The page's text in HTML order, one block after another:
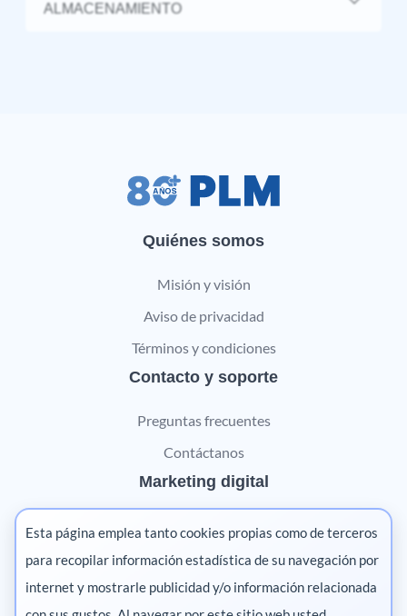
ALMACENAMIENTO
Quiénes somos
Misión y visión
Aviso de privacidad
Términos y condiciones
Contacto y soporte
Preguntas frecuentes
Contáctanos
Marketing digital
Pharma
Salud animal
Salud vegetal
Esta página emplea tanto cookies propias como de terceros
para recopilar información estadística de su navegación por
internet y mostrarle publicidad y/o información relacionada